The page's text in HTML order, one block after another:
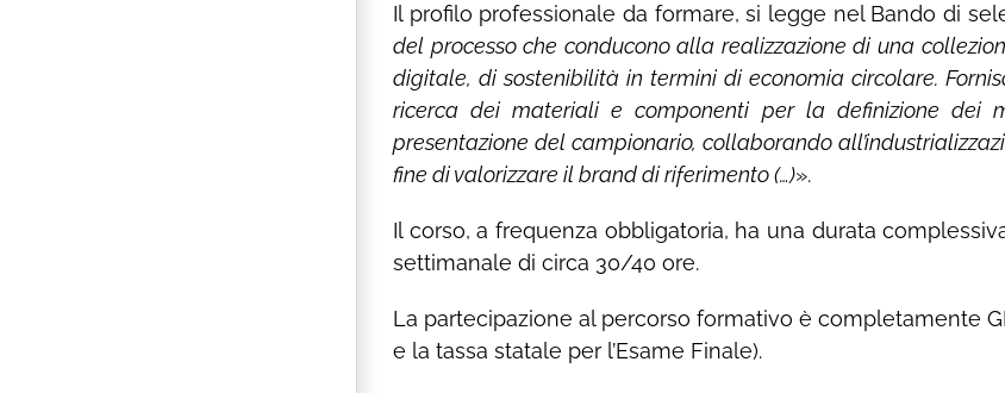
Il profilo professionale da formare, si legge nel Bando di
del processo che conducono alla realizzazione di una
digitale, di sostenibilità in termini di economia circolare.
ricerca dei materiali e componenti per la definizione dei
presentazione del campionario, collaborando
fine di valorizzare il brand di riferimento (…)».
Il corso, a frequenza obbligatoria, ha una durata
settimanale di circa 30/40 ore.
La partecipazione al percorso formativo è completamente
e la tassa statale per l’Esame Finale).